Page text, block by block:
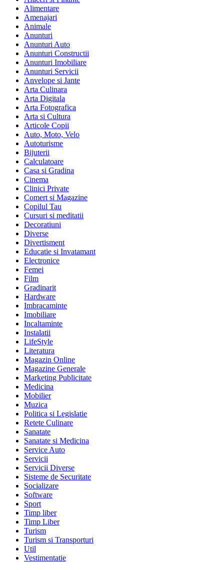
Alimentare
Amenajari
Animale
Anunturi
Anunturi Auto
Anunturi Constructii
Anunturi Imobiliare
Anunturi Servicii
Anvelope si Jante
Arta Culinara
Arta Digitala
Arta Fotografica
Arta si Cultura
Articole Copii
Auto, Moto, Velo
Autoturisme
Bijuterii
Calculatoare
Casa si Gradina
Cinema
Clinici Private
Comert si Magazine
Copilul Tau
Cursuri si meditatii
Decoratiuni
Diverse
Divertisment
Educatie si Invatamant
Electronice
Femei
Film
Gradinarit
Hardware
Imbracaminte
Imobiliare
Incaltaminte
Instalatii
LifeStyle
Literatura
Magazin Online
Magazine Generale
Marketing Publicitate
Medicina
Mobilier
Muzica
Politica si Legislatie
Retete Culinare
Sanatate
Sanatate si Medicina
Service Auto
Servicii
Servicii Diverse
Sisteme de Securitate
Socializare
Software
Sport
Timp liber
Timp Liber
Turism
Turism si Transporturi
Util
Vestimentatie